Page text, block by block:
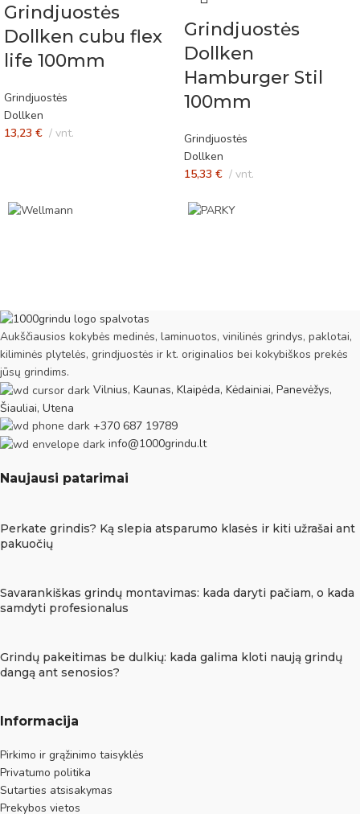
Grindjuostės
Dollken cubu flex
life 100mm
Grindjuostės
Dollken
13,23 € vnt.
Grindjuostės
Dollken
Hamburger Stil
100mm
Grindjuostės
Dollken
15,33 € vnt.
Aukščiausios kokybės medinės, laminuotos, vinilinės grindys, paklotai,
kiliminės plytelės, grindjuostės ir kt. originalios bei kokybiškos prekės
jūsų grindims.
Vilnius, Kaunas, Klaipėda, Kėdainiai, Panevėžys,
Šiauliai, Utena
+370 687 19789
info@1000grindu.lt
Naujausi patarimai
Perkate grindis? Ką slepia atsparumo klasės ir kiti užrašai ant
pakuočių
Savarankiškas grindų montavimas: kada daryti pačiam, o kada
samdyti profesionalus
Grindų pakeitimas be dulkių: kada galima kloti naują grindų
dangą ant senosios?
Informacija
Pirkimo ir grąžinimo taisyklės
Privatumo politika
Sutarties atsisakymas
Prekybos vietos